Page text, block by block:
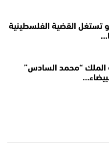
تستغل القضية الفلسطينية
الملك “محمد السادس”